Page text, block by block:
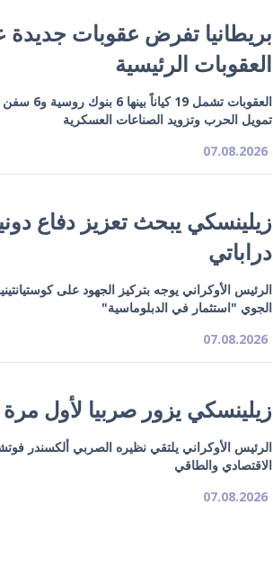
بريطانيا تفرض عقوبات جديدة
العقوبات الرئيسية
تمويل الحرب وتزويد الصناعات العسكرية
07.08.2026
زيلينسكي يبحث تعزيز دفاع
دراباتي
الرئيس الأوكراني يوجه بتركيز الجهود على
الجوي "استثمار في الدبلوماسية"
07.08.2026
زيلينسكي يزور صربيا لأول مرة
الرئيس الأوكراني يلتقي نظيره الصربي ألكسندر
الاقتصادي والطاقي
07.08.2026